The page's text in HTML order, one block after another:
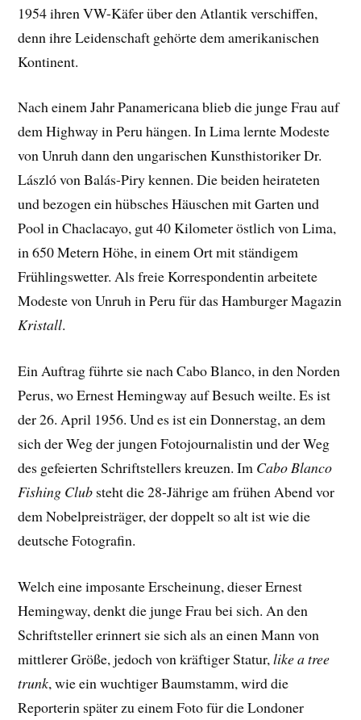
1954 ihren VW-Käfer über den Atlantik verschiffen,
denn ihre Leidenschaft gehörte dem amerikanischen
Kontinent.
Nach einem Jahr Panamericana blieb die junge Frau auf
dem Highway in Peru hängen. In Lima lernte Modeste
von Unruh dann den ungarischen Kunsthistoriker Dr.
László von Balás-Piry kennen. Die beiden heirateten
und bezogen ein hübsches Häuschen mit Garten und
Pool in Chaclacayo, gut 40 Kilometer östlich von Lima,
in 650 Metern Höhe, in einem Ort mit ständigem
Frühlingswetter. Als freie Korrespondentin arbeitete
Modeste von Unruh in Peru für das Hamburger Magazin
Kristall.
Ein Auftrag führte sie nach Cabo Blanco, in den Norden
Perus, wo Ernest Hemingway auf Besuch weilte. Es ist
der 26. April 1956. Und es ist ein Donnerstag, an dem
sich der Weg der jungen Fotojournalistin und der Weg
des gefeierten Schriftstellers kreuzen. Im Cabo Blanco
Fishing Club steht die 28-Jährige am frühen Abend vor
dem Nobelpreisträger, der doppelt so alt ist wie die
deutsche Fotografin.
Welch eine imposante Erscheinung, dieser Ernest
Hemingway, denkt die junge Frau bei sich. An den
Schriftsteller erinnert sie sich als an einen Mann von
mittlerer Größe, jedoch von kräftiger Statur,like a tree
trunk, wie ein wuchtiger Baumstamm, wird die
Reporterin später zu einem Foto für die Londoner